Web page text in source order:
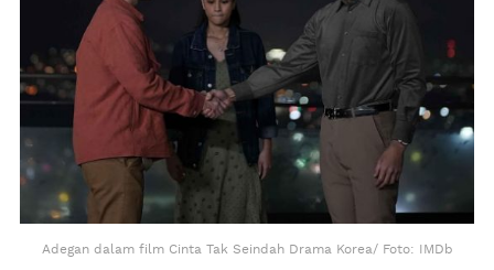
Adegan dalam film Cinta Tak Seindah Drama Korea/ Foto: IMDb